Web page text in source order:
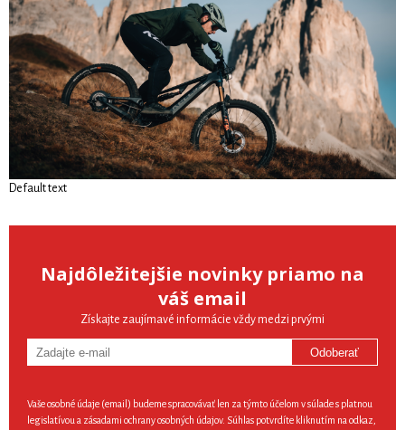
Default text
Najdôležitejšie novinky priamo na
váš email
Získajte zaujímavé informácie vždy medzi prvými
Odoberať
Vaše osobné údaje (email) budeme spracovávať len za týmto účelom v súlade s platnou
legislatívou a zásadami ochrany osobných údajov. Súhlas potvrdíte kliknutím na odkaz,